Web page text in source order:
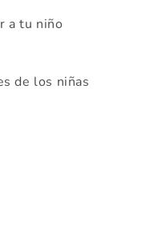
a tu niño
de los niñas